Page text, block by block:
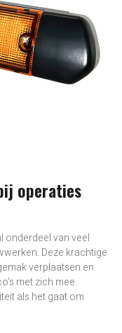
operaties
onderdeel van veel
Deze krachtige
verplaatsen en
met zich mee.
als het gaat om